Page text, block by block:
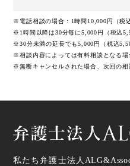
など
健康診断の実施義務とは｜種
かりやすく解説
労働安全衛生法上の危険物
※電話相談の場合：1時間10,000円（税
※1時間以降は30分毎に5,000円（税込
※30分未満の延長でも5,000円（税込
※相談内容によっては有料相談となる場
※無断キャンセルされた場合、次回の
私たち弁護士法人